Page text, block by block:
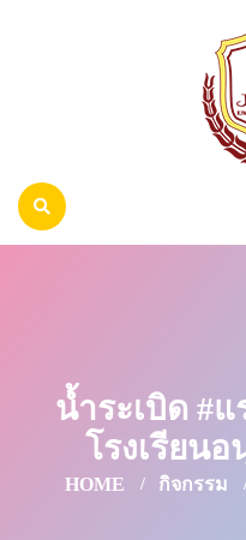
น้ำระเบิด #
โรงเรียน
HOME กิจกรรม